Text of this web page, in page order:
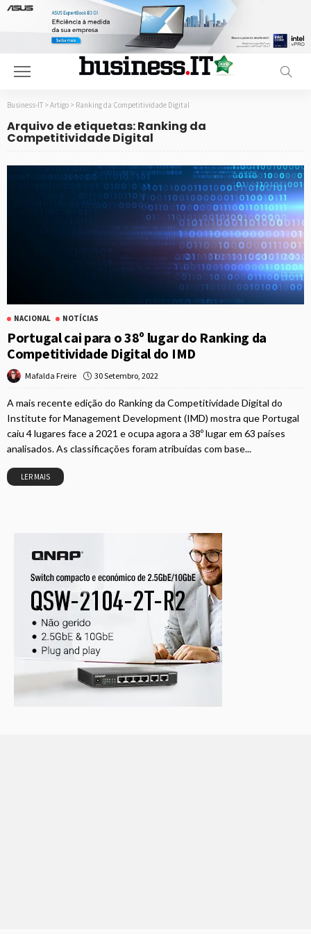
Business-IT > Artigo > Ranking da Competitividade Digital
Arquivo de etiquetas: Ranking da
Competitividade Digital
NACIONAL NOTÍCIAS
Portugal cai para o 38º lugar do Ranking da
Competitividade Digital do IMD
Mafalda Freire 30 Setembro, 2022
A mais recente edição do Ranking da Competitividade Digital do
Institute for Management Development (IMD) mostra que Portugal
caiu 4 lugares face a 2021 e ocupa agora a 38º lugar em 63 países
analisados. As classificações foram atribuídas com base...
LER MAIS